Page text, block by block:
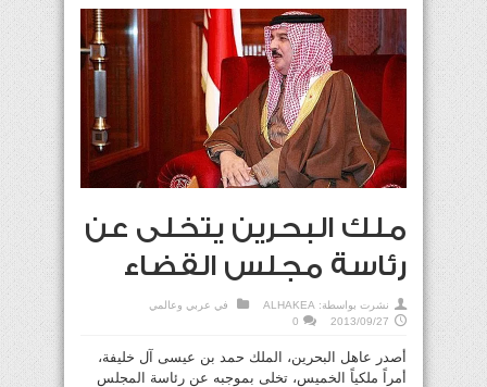
ملك البحرين يتخلى عن
رئاسة مجلس القضاء
نشرت بواسطة: ALHAKEA في عربي وعالمي
2013/09/27
0
أصدر عاهل البحرين، الملك حمد بن عيسى آل خليفة،
أمراً ملكياً الخميس، تخلى بموجبه عن رئاسة المجلس